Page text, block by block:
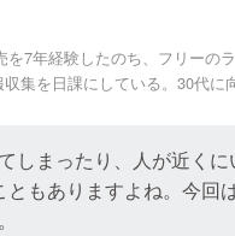
を7年経験したのち、フリーの
集を日課にしている。30代に
しまったり、人が近く
もありますよね。今